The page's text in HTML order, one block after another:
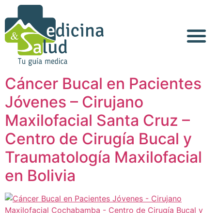
Cáncer Bucal en Pacientes
Jóvenes – Cirujano
Maxilofacial Santa Cruz –
Centro de Cirugía Bucal y
Traumatología Maxilofacial
en Bolivia